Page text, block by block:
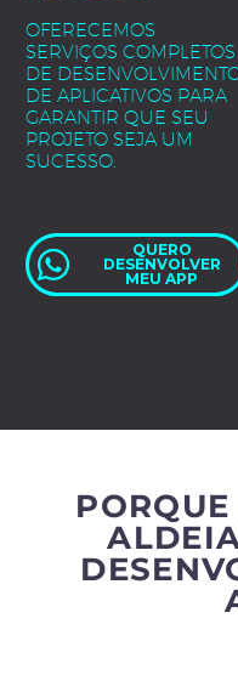
OFERECEMOS
SERVIÇOS COMPLETOS
DE
DE APLICATIVOS PARA
GARANTIR QUE SEU
PROJETO SEJA UM
SUCESSO.
QUERO
DESENVOLVER
MEU APP